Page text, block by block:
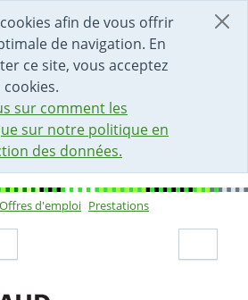
afin de vous offrir
de navigation. En
ce site, vous acceptez
sur comment les
sur notre politique en
des données.
DE LA PAGE
RECHERCHE
Offres d'emploi Prestations